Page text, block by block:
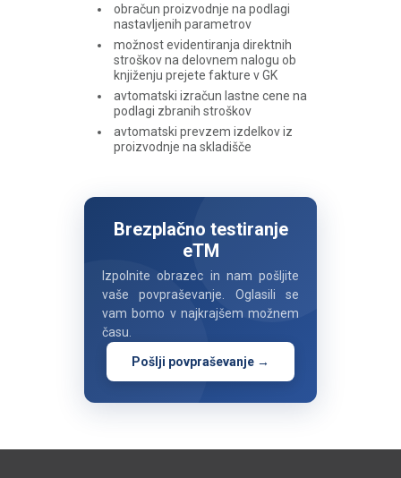
obračun proizvodnje na podlagi
nastavljenih parametrov
možnost evidentiranja direktnih
stroškov na delovnem nalogu ob
knjiženju prejete fakture v GK
avtomatski izračun lastne cene na
podlagi zbranih stroškov
avtomatski prevzem izdelkov iz
proizvodnje na skladišče
Brezplačno testiranje
eTM
Izpolnite obrazec in nam pošljite
vaše povpraševanje. Oglasili se
vam bomo v najkrajšem možnem
času.
Pošlji povpraševanje →